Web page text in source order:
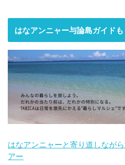
はなアンニャー与論島ガイド
はなアンニャーと寄り道しなが
アー